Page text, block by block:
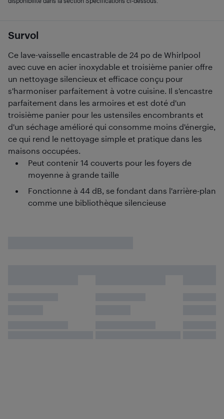
Survol
Ce lave-vaisselle encastrable de 24 po de Whirlpool
avec cuve en acier inoxydable et troisième panier offre
un nettoyage silencieux et efficace conçu pour
s'harmoniser parfaitement à votre cuisine. Il s'encastre
parfaitement dans les armoires et est doté d'un
troisième panier pour les ustensiles encombrants et
d'un séchage amélioré qui consomme moins d'énergie,
ce qui rend le nettoyage simple et pratique dans les
maisons occupées.
Peut contenir 14 couverts pour les foyers de
moyenne à grande taille
Fonctionne à 44 dB, se fondant dans l'arrière-plan
comme une bibliothèque silencieuse